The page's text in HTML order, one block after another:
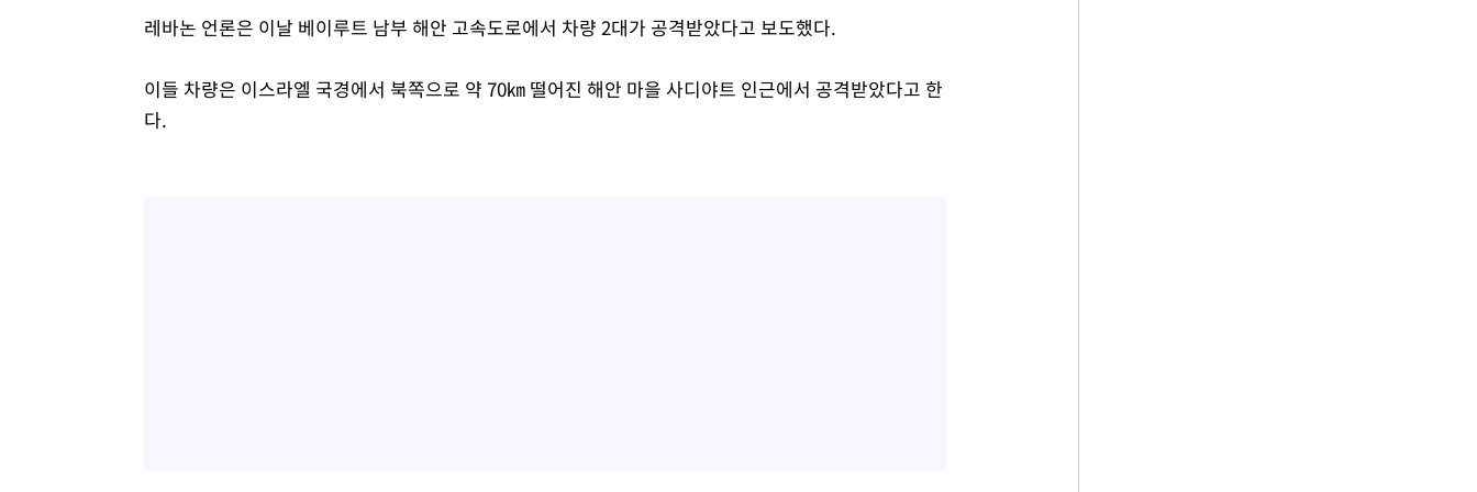
레바논 언론은 이날 베이루트 남부 해안 고속도로에서 차량 2대가 공격받았다고 보도했다.
이들 차량은 이스라엘 국경에서 북쪽으로 약 70㎞ 떨어진 해안 마을 사디야트 인근에서 공격받았다고 한
다.